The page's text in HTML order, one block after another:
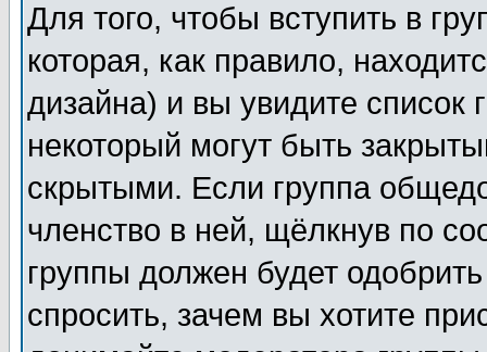
Для того, чтобы вступить в
которая, как правило,
дизайна) и вы увидите список
некоторый могут быть
скрытыми. Если группа
членство в ней, щёлкнув по
группы должен будет
спросить, зачем вы хотите